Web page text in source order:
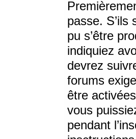
passe.
pu s’être
indiquiez
devrez
forums
être
vous
pendant